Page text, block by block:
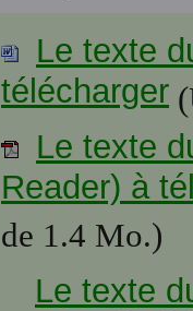
Le texte
télécharger
Le texte
Reader) à
de 1.4 Mo.)
Le texte